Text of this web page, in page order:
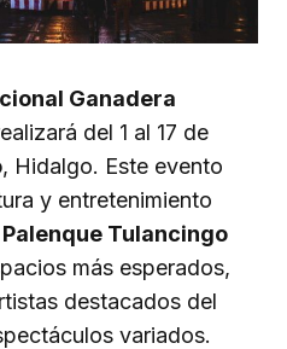
Ganadera
del 1 al 17 de
, Hidalgo. Este evento
y entretenimiento
Palenque Tulancingo
más esperados,
destacados del
variados.